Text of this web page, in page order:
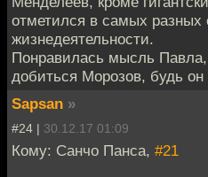
отметился в самых разных
жизнедеятельности.
Понравилась мысль
добиться Морозов, будь
Sapsan »
#24 | 30.12.17 01:09
Кому: Санчо Панса, #21